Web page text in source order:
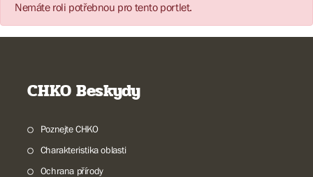
Nemáte roli potřebnou pro tento portlet.
CHKO Beskydy
Poznejte CHKO
Charakteristika oblasti
Ochrana přírody